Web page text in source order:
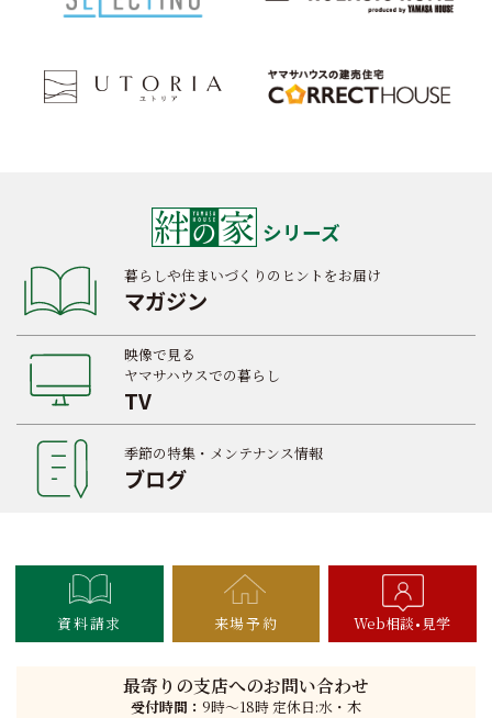
シリーズ
暮らしや住まいづくりのヒントをお届け
マガジン
映像で見る
ヤマサハウスでの暮らし
TV
季節の特集・メンテナンス情報
ブログ
資料請求 来場予約 Web相談 見学
最寄りの支店へのお問い合わせ
受付時間： 9時〜18時 定休日:水・木